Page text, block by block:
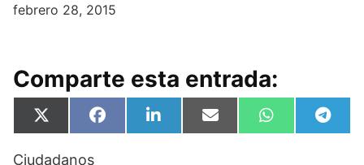
febrero 28, 2015
Comparte esta entrada:
Compartir
en
X
(
w
Compartir
en
F
a
Compartir
en
L
i
Compartir
en
E
m
Compartir
en
W
h
en
T
e
Ciudadanos